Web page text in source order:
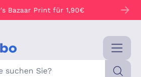
Bazaar Print für 1,90€